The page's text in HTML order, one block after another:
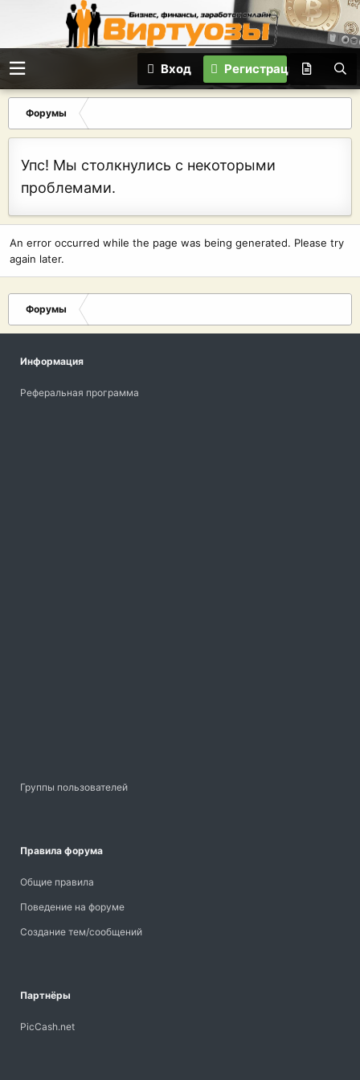
Вход Регистрация
Форумы
Упс! Мы столкнулись с некоторыми
проблемами.
An error occurred while the page was being generated. Please try
again later.
Форумы
Информация
Реферальная программа
Группы пользователей
Правила форума
Общие правила
Поведение на форуме
Создание тем/сообщений
Партнёры
PicCash.net